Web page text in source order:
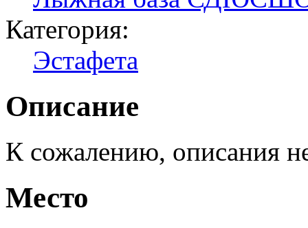
Категория:
Эстафета
Описание
К сожалению, описания
Место